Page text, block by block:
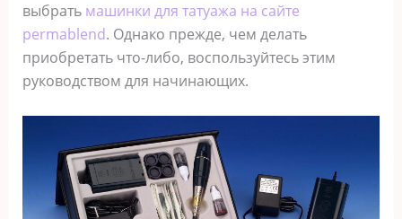
выбрать машинки для татуажа на сайте
permablend. Однако прежде, чем делать
приобретать что-либо, воспользуйтесь этим
руководством для начинающих.